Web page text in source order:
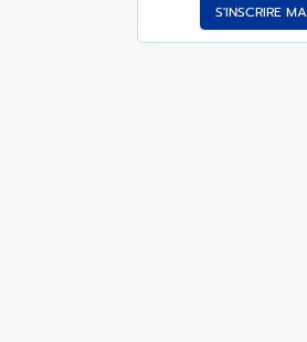
S'INSCRIRE